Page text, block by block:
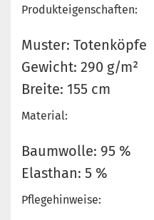
Produkteigenschaften:
Muster: Totenköpfe
Gewicht: 290 g/m²
Breite: 155 cm
Material:
Baumwolle: 95 %
Elasthan: 5 %
Pflegehinweise: